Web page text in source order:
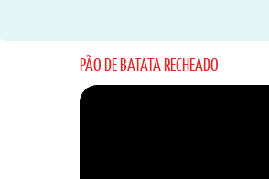
PÃO DE BATATA RECHEADO